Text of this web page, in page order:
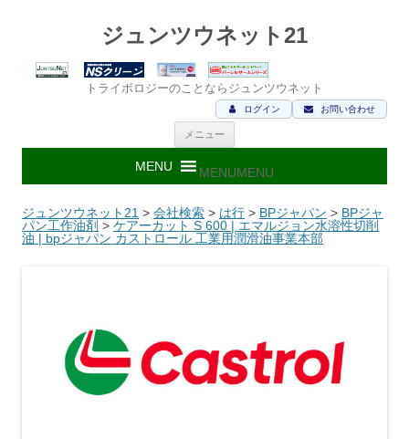
ジュンツウネット21
トライボロジーのことならジュンツウネット
お問い合わせ
ログイン
メニュー
ン
ツ
ス
キ
ッ
プ
MENUMENU
ジュンツウネット21 > 会社検索 > は行 > BPジャパン > BPジャ
パン工作油剤 > ケアーカット S 600 | エマルジョン水溶性切削
油 | bpジャパン カストロール 工業用潤滑油事業本部